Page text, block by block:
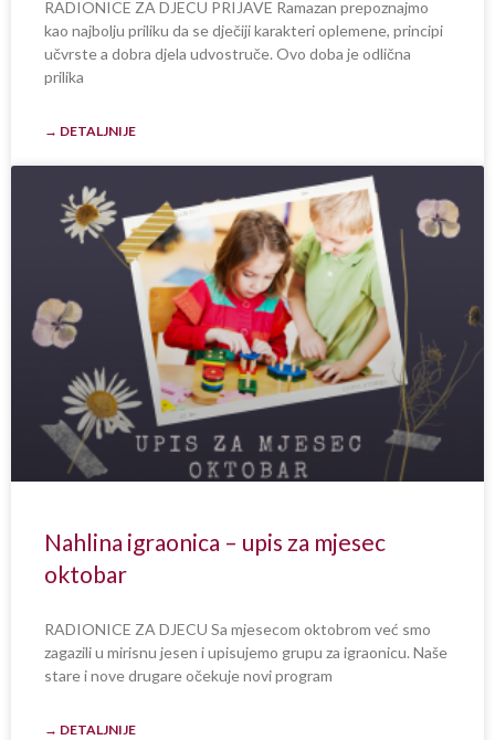
RADIONICE ZA DJECU PRIJAVE Ramazan prepoznajmo
kao najbolju priliku da se dječiji karakteri oplemene, principi
učvrste a dobra djela udvostruče. Ovo doba je odlična
prilika
→ DETALJNIJE
Nahlina igraonica – upis za mjesec
oktobar
RADIONICE ZA DJECU Sa mjesecom oktobrom već smo
zagazili u mirisnu jesen i upisujemo grupu za igraonicu. Naše
stare i nove drugare očekuje novi program
→ DETALJNIJE